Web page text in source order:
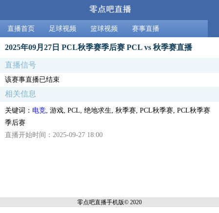
直播首页 足球视频 篮球视频 赛事直播
2025年09月27日 PCL秋季赛季后赛 PCL vs 秋季赛直播
直播信号
该赛事直播已结束
相关信息
关键词： 电竞 , 游戏, PCL, 绝地求生, 秋季赛, PCL秋季赛, PCL秋季赛
季后赛
直播开始时间：2025-09-27 18:00
零点吧直播手机版© 2020